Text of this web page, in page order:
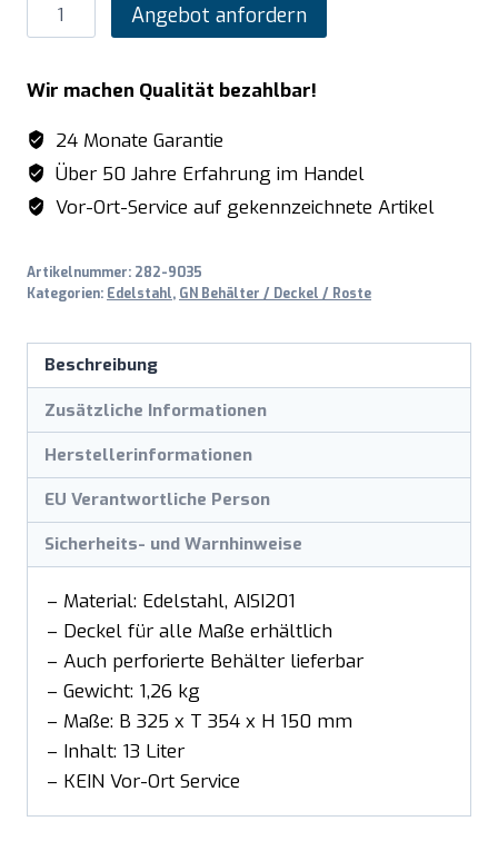
SARO
BUDGET
GN-
Behälter
2/3
GN
Tiefe
Menge
Angebot anfordern
Wir machen Qualität bezahlbar!
24 Monate Garantie
Über 50 Jahre Erfahrung im Handel
Vor-Ort-Service auf gekennzeichnete Artikel
Artikelnummer: 282-9035
Kategorien: Edelstahl, GN Behälter / Deckel / Roste
Beschreibung
Zusätzliche Informationen
Herstellerinformationen
EU Verantwortliche Person
Sicherheits- und Warnhinweise
– Material: Edelstahl, AISI201
– Deckel für alle Maße erhältlich
– Auch perforierte Behälter lieferbar
– Gewicht: 1,26 kg
– Maße: B 325 x T 354 x H 150 mm
– Inhalt: 13 Liter
– KEIN Vor-Ort Service